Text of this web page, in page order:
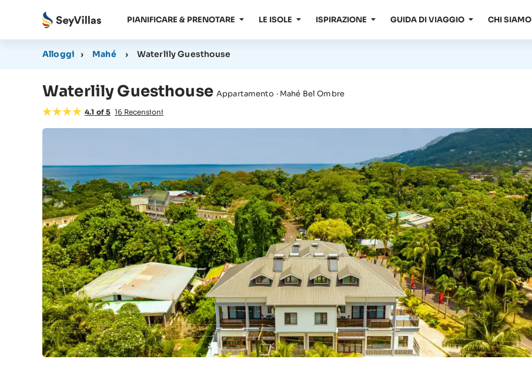
PIANIFICARE & PRENOTARE LE ISOLE ISPIRAZIONE GUIDA DI VIAGGIO CHI SIAMO
Alloggi › Mahé › Waterlily Guesthouse
Waterlily Guesthouse Appartamento · Mahé Bel Ombre
4.1 of 5 16 Recensioni